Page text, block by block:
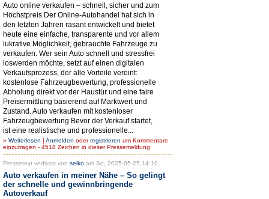
Auto online verkaufen – schnell, sicher und zum
Höchstpreis Der Online-Autohandel hat sich in
den letzten Jahren rasant entwickelt und bietet
heute eine einfache, transparente und vor allem
lukrative Möglichkeit, gebrauchte Fahrzeuge zu
verkaufen. Wer sein Auto schnell und stressfrei
loswerden möchte, setzt auf einen digitalen
Verkaufsprozess, der alle Vorteile vereint:
kostenlose Fahrzeugbewertung, professionelle
Abholung direkt vor der Haustür und eine faire
Preisermittlung basierend auf Marktwert und
Zustand. Auto verkaufen mit kostenloser
Fahrzeugbewertung Bevor der Verkauf startet,
ist eine realistische und professionelle...
» Weiterlesen | Anmelden oderregistrieren um Kommentare
einzutragen - 4518 Zeichen in dieser Pressemeldung
Pressetext verfasst von seiko am So, 2025-05-25 14:10.
Auto verkaufen in meiner Nähe – So gelingt
der schnelle und gewinnbringende
Autoverkauf